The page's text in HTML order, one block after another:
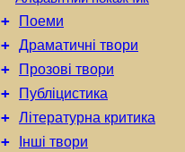
+ Поеми
+ Драматичні твори
+ Прозові твори
+ Публіцистика
+ Літературна критика
+ Інші твори